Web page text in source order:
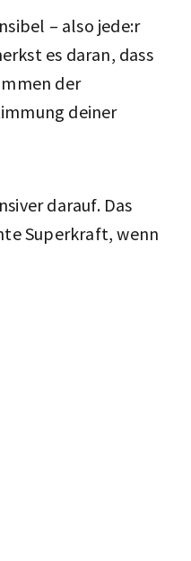
– also jede:r
es daran, dass
der
deiner
darauf. Das
Superkraft, wenn